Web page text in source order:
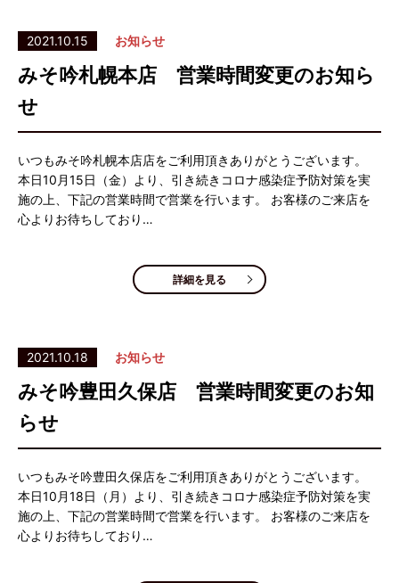
2021.10.15 お知らせ
みそ吟札幌本店 営業時間変更のお知ら
せ
いつもみそ吟札幌本店店をご利用頂きありがとうございます。
本日10月15日（金）より、引き続きコロナ感染症予防対策を実
施の上、下記の営業時間で営業を行います。 お客様のご来店を
心よりお待ちしており…
詳細を見る
2021.10.18 お知らせ
みそ吟豊田久保店 営業時間変更のお知
らせ
いつもみそ吟豊田久保店をご利用頂きありがとうございます。
本日10月18日（月）より、引き続きコロナ感染症予防対策を実
施の上、下記の営業時間で営業を行います。 お客様のご来店を
心よりお待ちしており…